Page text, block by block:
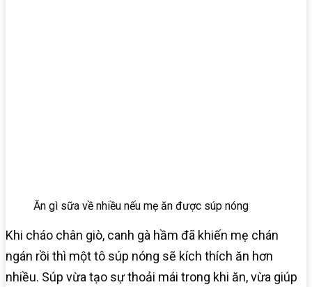
Ăn gì sữa về nhiều nếu mẹ ăn được súp nóng
Khi cháo chân giò, canh gà hầm đã khiến mẹ chán
ngán rồi thì một tô súp nóng sẽ kích thích ăn hơn
nhiều. Súp vừa tạo sự thoải mái trong khi ăn, vừa giúp